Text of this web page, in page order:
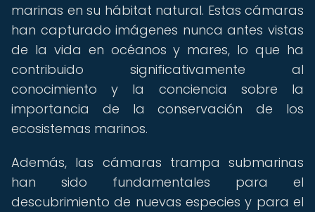
marinas en su hábitat natural. Estas cámaras
han capturado imágenes nunca antes vistas
de la vida en océanos y mares, lo que ha
contribuido significativamente al
conocimiento y la conciencia sobre la
importancia de la conservación de los
ecosistemas marinos.
Además, las cámaras trampa submarinas
han sido fundamentales para el
descubrimiento de nuevas especies y para el